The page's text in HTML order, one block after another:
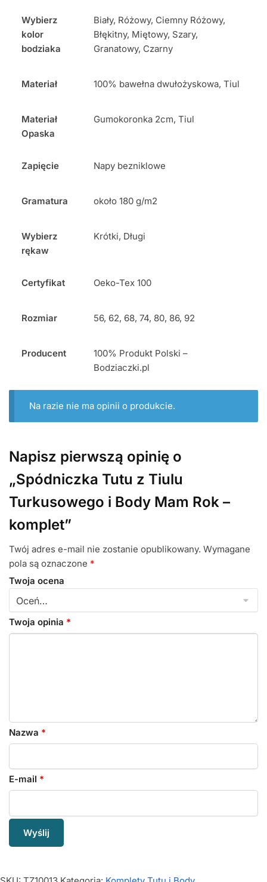
Wybierz
kolor
bodziaka
Biały, Różowy, Ciemny Różowy,
Błękitny, Miętowy, Szary,
Granatowy, Czarny
Materiał 100% bawełna dwułożyskowa, Tiul
Materiał
Opaska
Gumokoronka 2cm, Tiul
Zapięcie Napy bezniklowe
Gramatura około 180 g/m2
Wybierz
rękaw
Krótki, Długi
Certyfikat Oeko-Tex 100
Rozmiar 56, 62, 68, 74, 80, 86, 92
Producent
100% Produkt Polski –
Bodziaczki.pl
Na razie nie ma opinii o produkcie.
Napisz pierwszą opinię o
„Spódniczka Tutu z Tiulu
Turkusowego i Body Mam Rok –
komplet”
Twój adres e-mail nie zostanie opublikowany. Wymagane
pola są oznaczone *
Twoja ocena
Twoja opinia *
Nazwa *
E-mail *